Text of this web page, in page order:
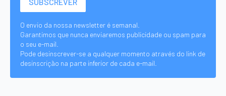
O envio da nossa newsletter é semanal.
Garantimos que nunca enviaremos publicidade ou spam para
o seu e-mail.
Pode desinscrever-se a qualquer momento através do link de
desinscrição na parte inferior de cada e-mail.